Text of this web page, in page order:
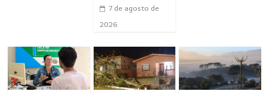
7 de agosto de
2026